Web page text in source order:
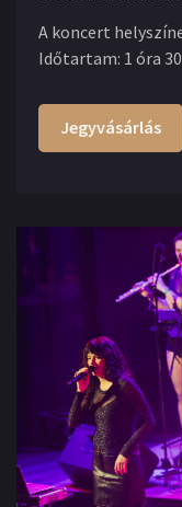
A koncert
Időtartam: 1 óra
Jegyvásárlás